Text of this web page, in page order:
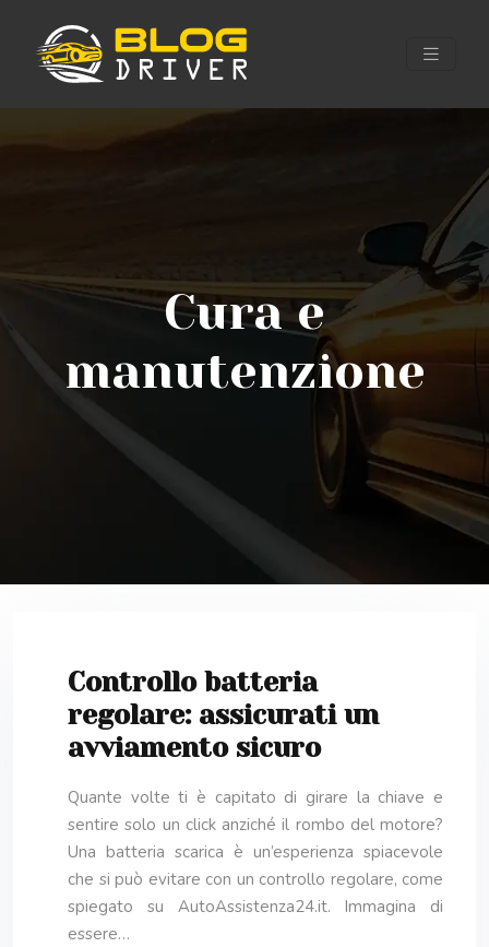
Cura e
manutenzione
Controllo batteria
regolare: assicurati un
avviamento sicuro
Quante volte ti è capitato di girare la chiave e
sentire solo un click anziché il rombo del motore?
Una batteria scarica è un’esperienza spiacevole
che si può evitare con un controllo regolare, come
spiegato su AutoAssistenza24.it. Immagina di
essere…